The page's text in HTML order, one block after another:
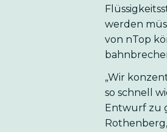
werden
von nTop
„Wir
so schnell
Entwurf zu